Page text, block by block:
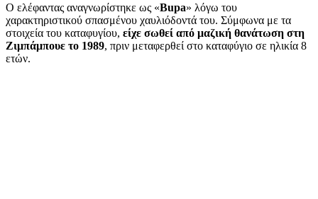
Ο ελέφαντας αναγνωρίστηκε ως «Bupa» λόγω του
χαρακτηριστικού σπασμένου χαυλιόδοντά του. Σύμφωνα με τα
στοιχεία του καταφυγίου, είχε σωθεί από μαζική θανάτωση στη
Ζιμπάμπουε το 1989, πριν μεταφερθεί στο καταφύγιο σε ηλικία 8
ετών.